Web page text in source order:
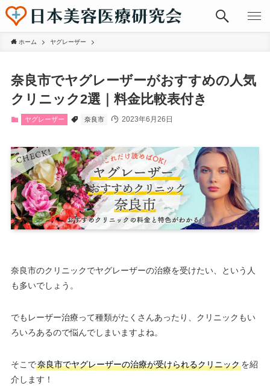
ホーム ヤグレーザー
奈良市でヤグレーザーがおすすめの人気
クリニック2選｜料金比較表付き
ヤグレーザー 奈良市 2023年6月26日
奈良市のクリニックでヤグレーザーの治療を受けたい、という人
も多いでしょう。
でもレーザー治療って種類がたくさんあったり、クリニックもい
ろいろあるので悩んでしまいますよね。
そこで奈良市でヤグレーザーの治療が受けられるクリニックを紹
介します！